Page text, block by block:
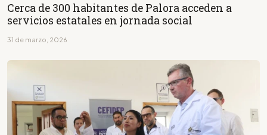
Cerca de 300 habitantes de Palora acceden a
servicios estatales en jornada social
31 de marzo, 2026